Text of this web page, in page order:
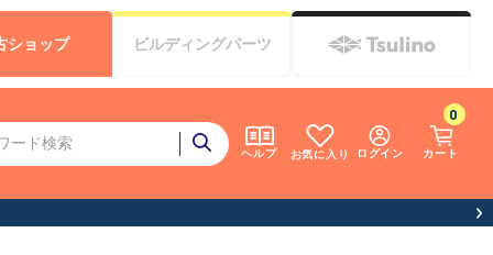
ヘルプ お気に入り ログイン カート
0
ショップ ビルディングパーツ
お客様へお知ら